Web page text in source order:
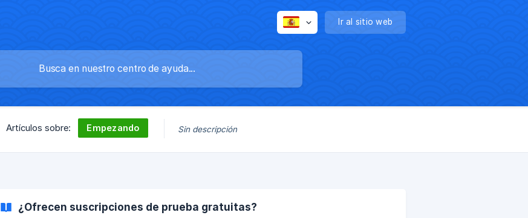
Ir al sitio web
Artículos sobre: Empezando Sin descripción
¿Ofrecen suscripciones de prueba gratuitas?